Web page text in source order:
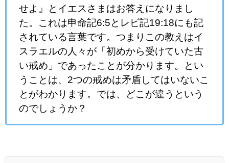
せよ』とイエスさまはお答えになりまし
た。これは申命記6:5とレビ記19:18にも記
されている言葉です。つまりこの教えはイ
スラエルの人々が「初めから受けていた古
い戒め」であったことが分かります。とい
うことは、2つの戒めは矛盾してはいないこ
とがわかります。では、どこが違うという
のでしょうか？